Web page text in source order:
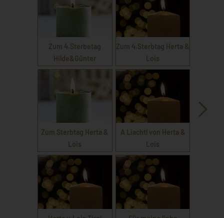
Zum 4.Sterbetag
Hilde&Günter
Zum 4.Sterbtag Herta &
Lois
Zum Sterbtag Herta &
Lois
A Liachtl von Herta &
Lois